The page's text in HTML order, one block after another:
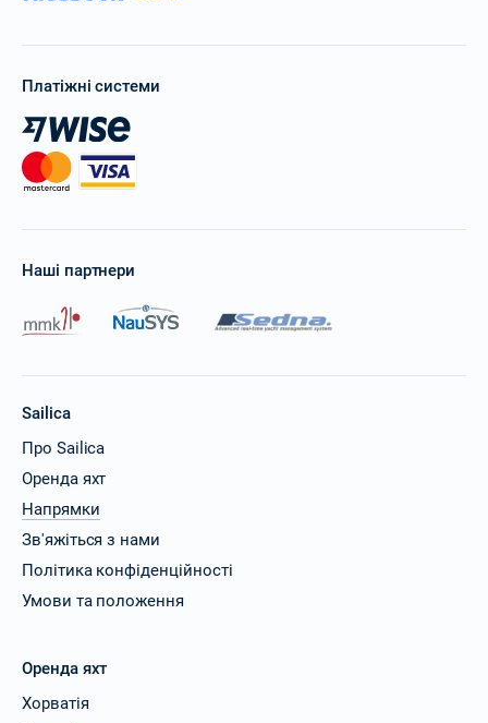
Платіжні системи
Наші партнери
Sailica
Про Sailica
Оренда яхт
Напрямки
Зв'яжіться з нами
Політика конфіденційності
Умови та положення
Оренда яхт
Хорватія